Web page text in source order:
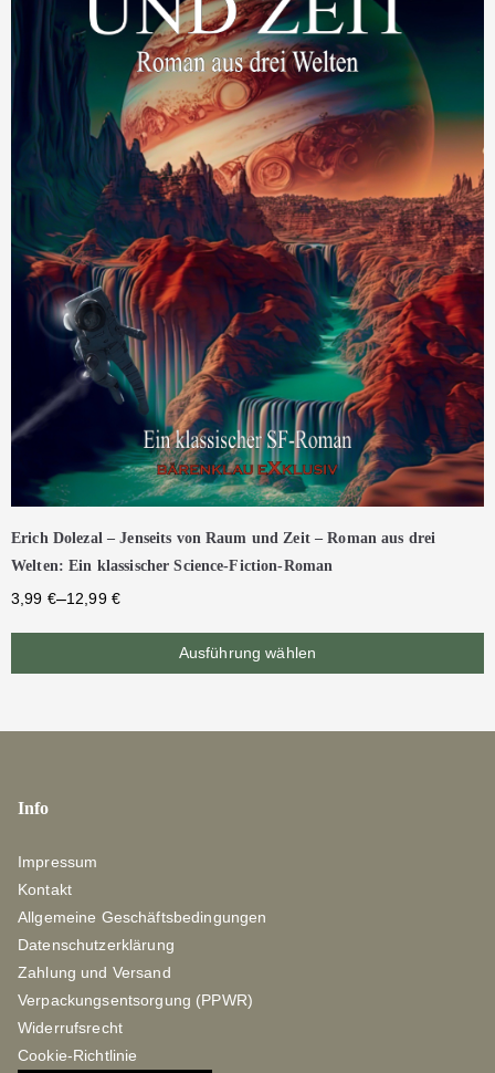
Erich Dolezal – Jenseits von Raum und Zeit – Roman aus drei
Welten: Ein klassischer Science-Fiction-Roman
3,99 €–12,99 €
Ausführung wählen
Info
Impressum
Kontakt
Allgemeine Geschäftsbedingungen
Datenschutzerklärung
Zahlung und Versand
Verpackungsentsorgung (PPWR)
Widerrufsrecht
Cookie-Richtlinie